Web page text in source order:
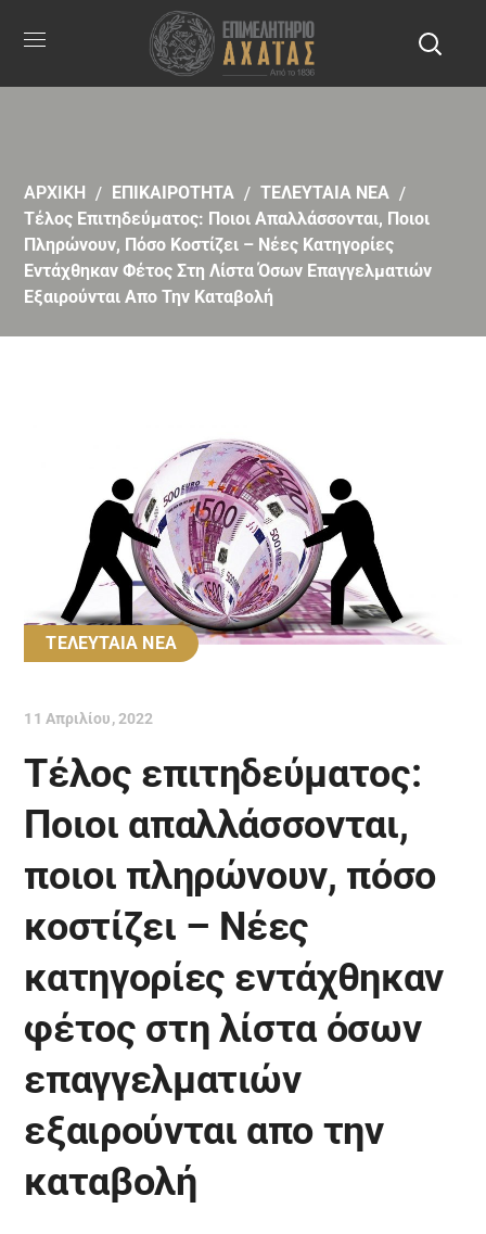
ΑΡΧΙΚΗ ΕΠΙΚΑΙΡΟΤΗΤΑ
ΤΕΛΕΥΤΑΙΑ ΝΕΑ
Τέλος Επιτηδεύματος: Ποιοι Απαλλάσσονται, Ποιοι
Πληρώνουν, Πόσο Κοστίζει – Νέες Κατηγορίες
Εντάχθηκαν Φέτος Στη Λίστα Όσων Επαγγελματιών
Εξαιρούνται Απο Την Καταβολή
ΤΕΛΕΥΤΑΙΑ ΝΕΑ
11 Απριλίου, 2022
Τέλος επιτηδεύματος:
Ποιοι απαλλάσσονται,
ποιοι πληρώνουν, πόσο
κοστίζει – Νέες
κατηγορίες εντάχθηκαν
φέτος στη λίστα όσων
επαγγελματιών
εξαιρούνται απο την
καταβολή